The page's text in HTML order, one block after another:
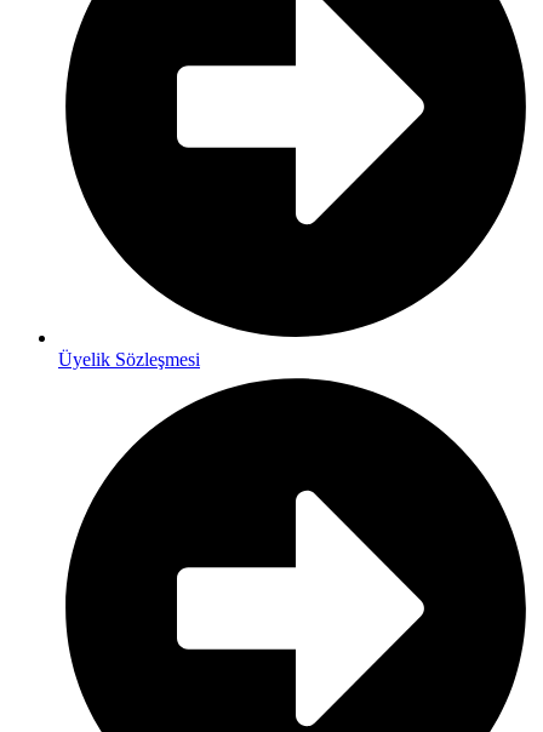
Üyelik Sözleşmesi